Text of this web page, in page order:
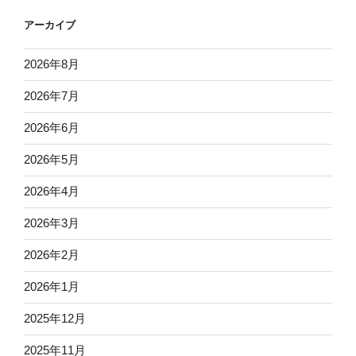
アーカイブ
2026年8月
2026年7月
2026年6月
2026年5月
2026年4月
2026年3月
2026年2月
2026年1月
2025年12月
2025年11月